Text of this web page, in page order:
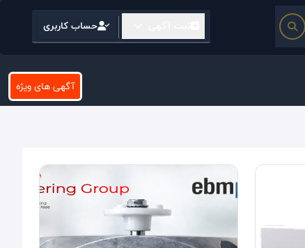
حساب کاربری
آگهی های ویژه